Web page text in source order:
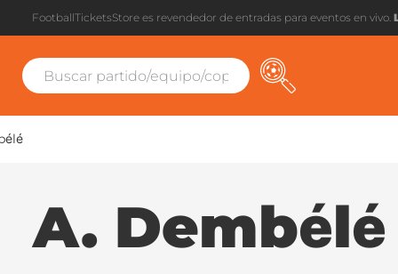
FootballTicketsStore es revendedor de entradas para eventos en vivo.
A. Dembélé